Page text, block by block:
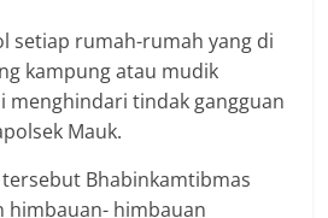
setiap rumah-rumah yang di
kampung atau mudik
menghindari tindak gangguan
Mauk.
Bhabinkamtibmas
himbauan- himbauan